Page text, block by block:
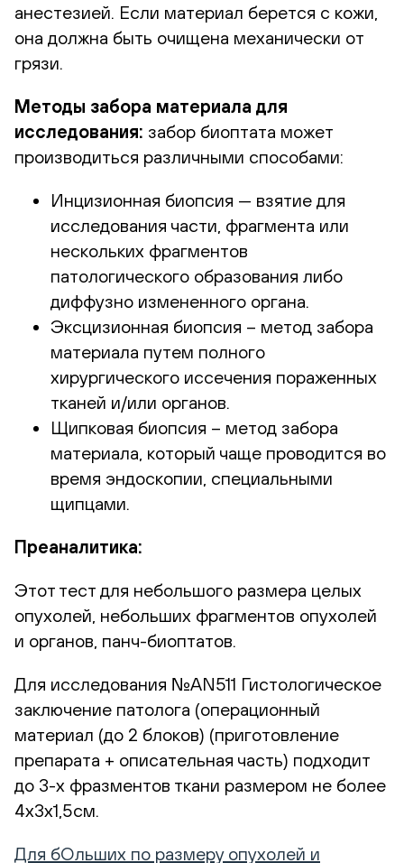
анестезией. Если материал берется с кожи,
она должна быть очищена механически от
грязи.
Методы забора материала для
исследования: забор биоптата может
производиться различными способами:
Инцизионная биопсия — взятие для
исследования части, фрагмента или
нескольких фрагментов
патологического образования либо
диффузно измененного органа.
Эксцизионная биопсия – метод забора
материала путем полного
хирургического иссечения пораженных
тканей и/или органов.
Щипковая биопсия – метод забора
материала, который чаще проводится во
время эндоскопии, специальными
щипцами.
Преаналитика:
Этот тест для небольшого размера целых
опухолей, небольших фрагментов опухолей
и органов, панч-биоптатов.
Для исследования №AN511 Гистологическое
заключение патолога (операционный
материал (до 2 блоков) (приготовление
препарата + описательная часть) подходит
до 3-х фразментов ткани размером не более
4х3х1,5см.
Для бОльших по размеру опухолей и